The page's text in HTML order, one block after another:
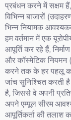
प्रबंधन करने में सक्षम
विभिन्न बाजारों
भिन्न नियामक
हम वर्तमान में एक
आपूर्ति कर रहे हैं,
और कॉस्मेटिक नियमन
करने तक के हर पहलू का
जांच सुनिश्चित करती
है, जिससे वे अपनी
अपने एम्पूल सीरम
आपूर्तिकर्ता की